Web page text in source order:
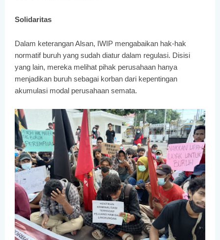
Solidaritas
Dalam keterangan Alsan, IWIP mengabaikan hak-hak
normatif buruh yang sudah diatur dalam regulasi. Disisi
yang lain, mereka melihat pihak perusahaan hanya
menjadikan buruh sebagai korban dari kepentingan
akumulasi modal perusahaan semata.